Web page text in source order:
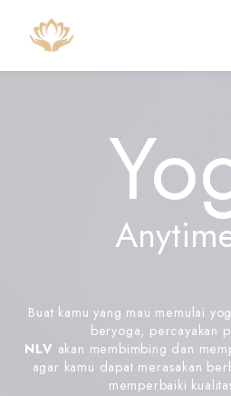
About
Contact
Buat kamu yang mau memulai
beryoga, percayakan
NLV akan membimbing dan
agar kamu dapat merasakan
memperbaiki